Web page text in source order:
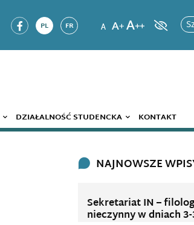
PL FR
DZIAŁALNOŚĆ STUDENCKA KONTAKT
NAJNOWSZE
Sekretariat IN –
nieczynny w dniach